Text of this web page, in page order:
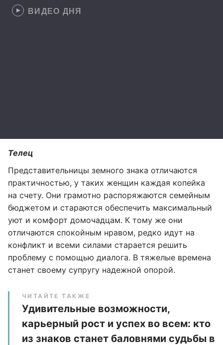
ВИДЕО ДНЯ
Телец
Представительницы земного знака отличаются
практичностью, у таких женщин каждая копейка
на счету. Они грамотно распоряжаются семейным
бюджетом и стараются обеспечить максимальный
уют и комфорт домочадцам. К тому же они
отличаются спокойным нравом, редко идут на
конфликт и всеми силами старается решить
проблему с помощью диалога. В тяжелые времена
станет своему супругу надежной опорой.
ЧИТАЙТЕ ТАКЖЕ
Удивительные возможности,
карьерный рост и успех во всем: кто
из знаков станет баловнями судьбы в